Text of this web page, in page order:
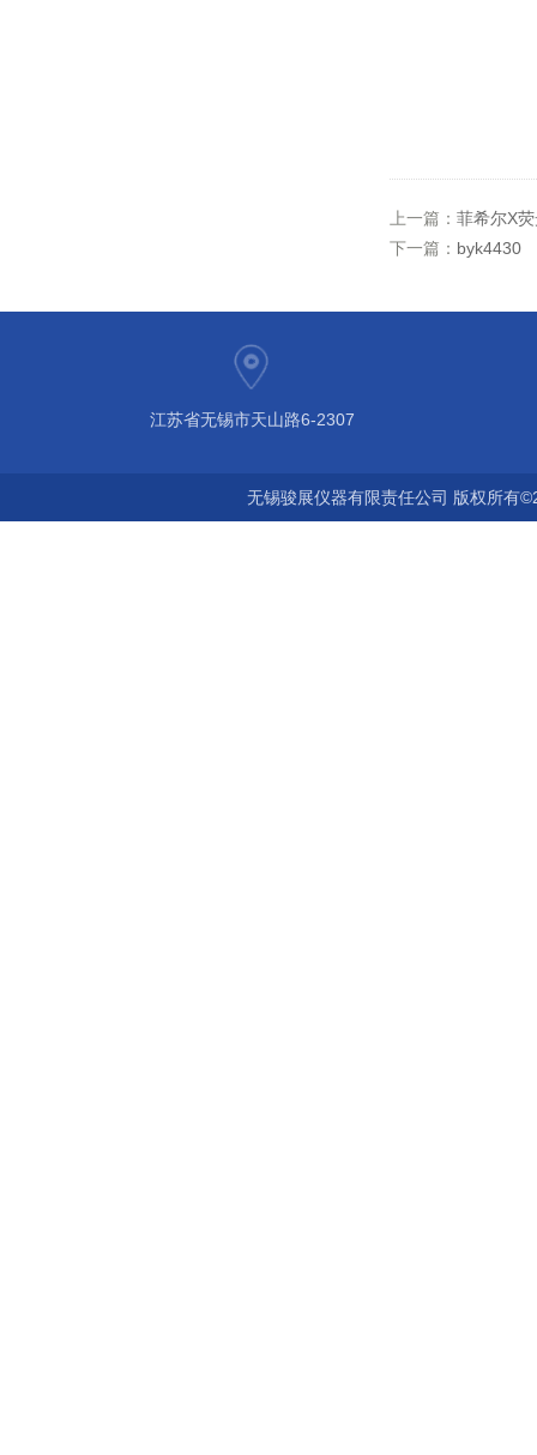
上一篇： 菲希尔X
下一篇： byk4430
江苏省无锡市天山路6-2307
无锡骏展仪器有限责任公司 版权所有